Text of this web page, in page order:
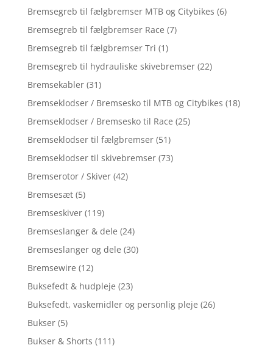
Bremsegreb til fælgbremser MTB og Citybikes (6)
Bremsegreb til fælgbremser Race (7)
Bremsegreb til fælgbremser Tri (1)
Bremsegreb til hydrauliske skivebremser (22)
Bremsekabler (31)
Bremseklodser / Bremsesko til MTB og Citybikes (18)
Bremseklodser / Bremsesko til Race (25)
Bremseklodser til fælgbremser (51)
Bremseklodser til skivebremser (73)
Bremserotor / Skiver (42)
Bremsesæt (5)
Bremseskiver (119)
Bremseslanger & dele (24)
Bremseslanger og dele (30)
Bremsewire (12)
Buksefedt & hudpleje (23)
Buksefedt, vaskemidler og personlig pleje (26)
Bukser (5)
Bukser & Shorts (111)